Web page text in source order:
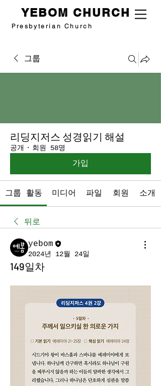
Presbyterian Church
YEBOM CHURCH
그룹
리딩지저스 성경읽기 해설
공개 · 회원 58명
가입
그룹 활동 미디어 파일 회원 소개
뒤로
yebom
2024년 12월 24일
149일차